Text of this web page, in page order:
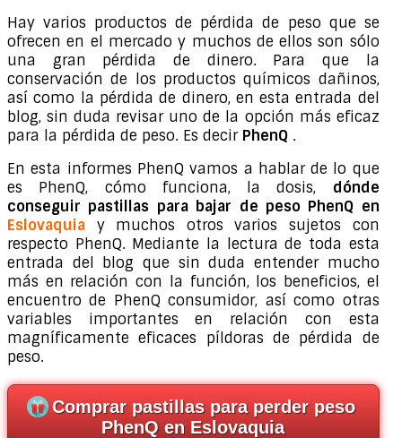
Hay varios productos de pérdida de peso que se
ofrecen en el mercado y muchos de ellos son sólo
una gran pérdida de dinero. Para que la
conservación de los productos químicos dañinos,
así como la pérdida de dinero, en esta entrada del
blog, sin duda revisar uno de la opción más eficaz
para la pérdida de peso. Es decir PhenQ .
En esta informes PhenQ vamos a hablar de lo que
es PhenQ, cómo funciona, la dosis, dónde
conseguir pastillas para bajar de peso PhenQ en
Eslovaquia y muchos otros varios sujetos con
respecto PhenQ. Mediante la lectura de toda esta
entrada del blog que sin duda entender mucho
más en relación con la función, los beneficios, el
encuentro de PhenQ consumidor, así como otras
variables importantes en relación con esta
magníficamente eficaces píldoras de pérdida de
peso.
Comprar pastillas para perder peso
PhenQ en Eslovaquia